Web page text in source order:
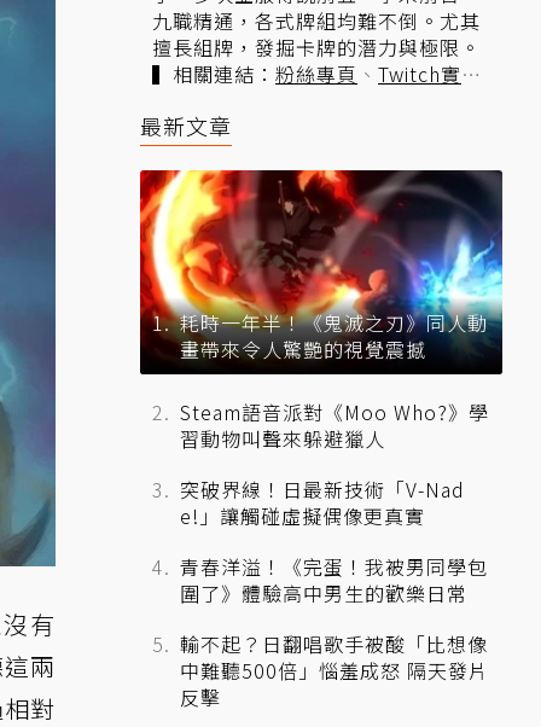
有
兩
對
九職精通，各式牌組均難不倒。尤其
擅長組牌，發掘卡牌的潛力與極限。
▍相關連結： 粉絲專頁 、 Twitch實
最新文章
耗時一年半！《鬼滅之刃》同人動
畫帶來令人驚艷的視覺震撼
Steam語音派對《Moo Who?》學
習動物叫聲來躲避獵人
突破界線！日最新技術「V-Nad
e!」讓觸碰虛擬偶像更真實
青春洋溢！《完蛋！我被男同學包
圍了》體驗高中男生的歡樂日常
輸不起？日翻唱歌手被酸「比想像
中難聽500倍」惱羞成怒 隔天發片
反擊